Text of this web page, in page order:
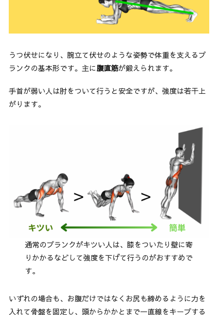
うつ伏せになり、腕立て伏せのような姿勢で体重を支えるプ
ランクの基本形です。主に腹直筋が鍛えられます。
手首が弱い人は肘をついて行うと安全ですが、強度は若干上
がります。
通常のプランクがキツい人は、膝をついたり壁に寄
りかかるなどして強度を下げて行うのがおすすめで
す。
いずれの場合も、お腹だけではなくお尻も締めるように力を
入れて骨盤を固定し、頭からかかとまで一直線をキープする